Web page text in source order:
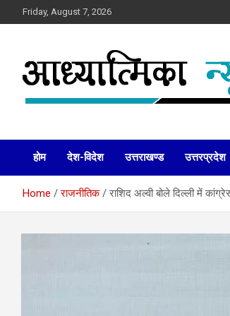
to
Friday, August 7, 2026
Aadhyatmika
होम देश-विदेश उत्तराखण्ड उत्तरप्रदेश
Home राजनीतिक राशिद अल्वी बोले दिल्ली में